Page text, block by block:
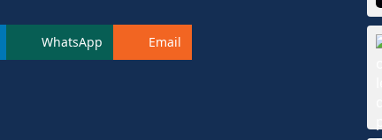
WhatsApp Email